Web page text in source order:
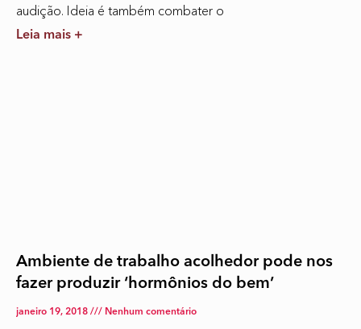
audição. Ideia é também combater o
Leia mais +
Ambiente de trabalho acolhedor pode nos
fazer produzir ‘hormônios do bem’
janeiro 19, 2018 Nenhum comentário